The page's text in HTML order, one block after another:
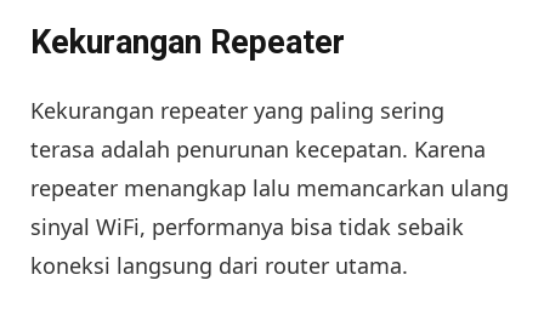
Kekurangan Repeater
Kekurangan repeater yang paling sering
terasa adalah penurunan kecepatan. Karena
repeater menangkap lalu memancarkan ulang
sinyal WiFi, performanya bisa tidak sebaik
koneksi langsung dari router utama.